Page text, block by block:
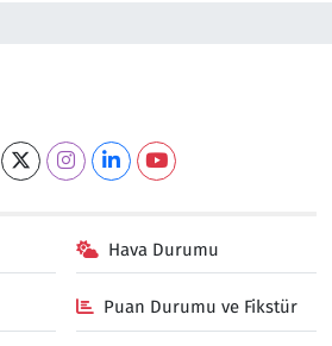
Hava Durumu
Puan Durumu ve Fikstür